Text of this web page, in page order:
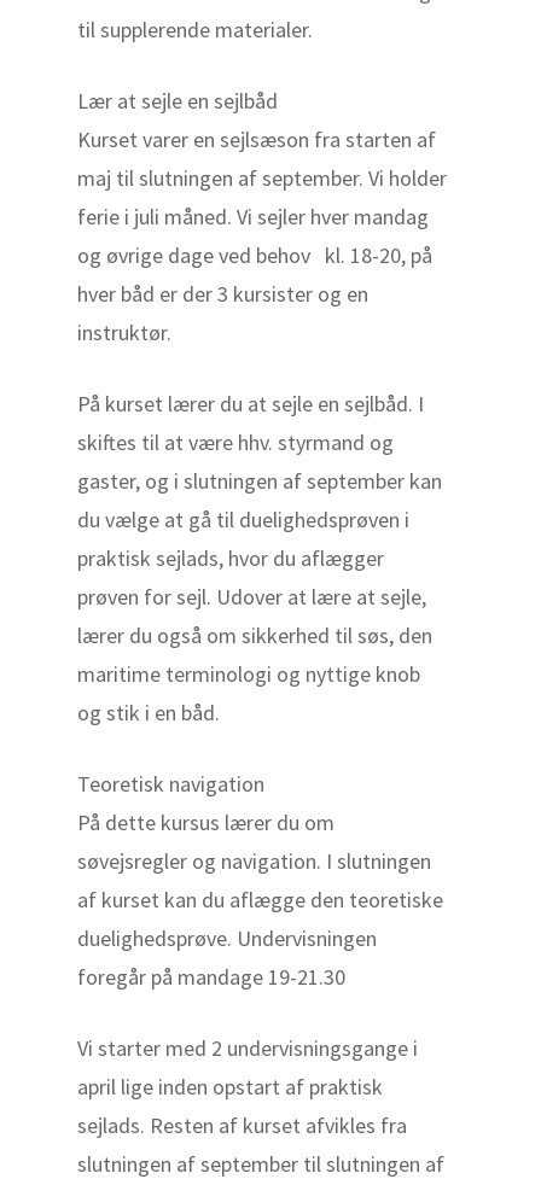
til supplerende materialer.
Lær at sejle en sejlbåd
Kurset varer en sejlsæson fra starten af
maj til slutningen af september. Vi holder
ferie i juli måned. Vi sejler hver mandag
og øvrige dage ved behov kl. 18-20, på
hver båd er der 3 kursister og en
instruktør.
På kurset lærer du at sejle en sejlbåd. I
skiftes til at være hhv. styrmand og
gaster, og i slutningen af september kan
du vælge at gå til duelighedsprøven i
praktisk sejlads, hvor du aflægger
prøven for sejl. Udover at lære at sejle,
lærer du også om sikkerhed til søs, den
maritime terminologi og nyttige knob
og stik i en båd.
Teoretisk navigation
På dette kursus lærer du om
søvejsregler og navigation. I slutningen
af kurset kan du aflægge den teoretiske
duelighedsprøve. Undervisningen
foregår på mandage 19-21.30
Vi starter med 2 undervisningsgange i
april lige inden opstart af praktisk
sejlads. Resten af kurset afvikles fra
slutningen af september til slutningen af